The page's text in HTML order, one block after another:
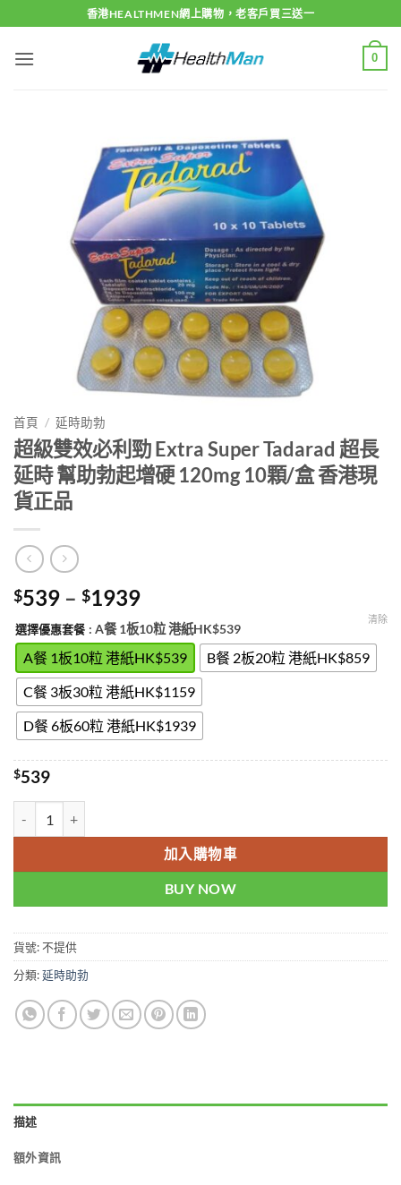
to
content
香港HEALTHMEN網上購物，老客戶買三送一
0
首頁 / 延時助勃
超級雙效必利勁 Extra Super Tadarad 超長
延時 幫助勃起增硬 120mg 10顆/盒 香港現
貨正品
$539 – $1939Price
range:
$539
through
$1939
選擇優惠套餐 : A餐 1板10粒 港紙HK$539
A餐 1板10粒 港紙HK$539
B餐 2板20粒 港紙HK$859
C餐 3板30粒 港紙HK$1159
D餐 6板60粒 港紙HK$1939
清除
$539
加入購物車
BUY NOW
貨號:不提供
分類:延時助勃
描述
額外資訊